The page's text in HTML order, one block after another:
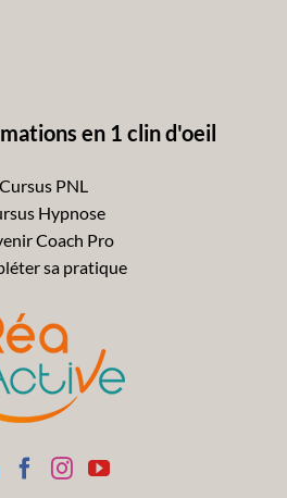
en 1 clin d'oeil
Cursus PNL
Hypnose
Coach Pro
sa pratique